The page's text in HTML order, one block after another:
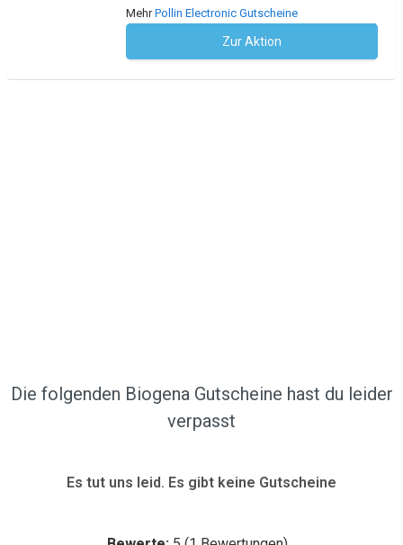
MehrPollin Electronic Gutscheine
Zur Aktion
Die folgenden Biogena Gutscheine hast du leider
verpasst
Es tut uns leid. Es gibt keine Gutscheine